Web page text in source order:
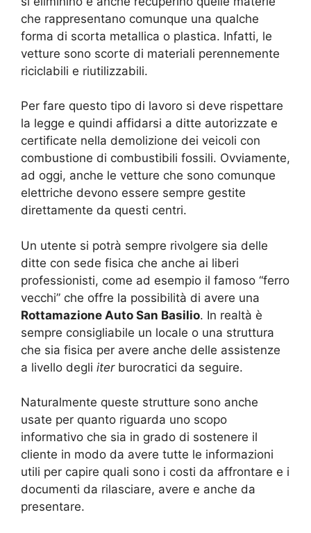
che rappresentano comunque una qualche
forma di scorta metallica o plastica. Infatti, le
vetture sono scorte di materiali perennemente
riciclabili e riutilizzabili.
Per fare questo tipo di lavoro si deve rispettare
la legge e quindi affidarsi a ditte autorizzate e
certificate nella demolizione dei veicoli con
combustione di combustibili fossili. Ovviamente,
ad oggi, anche le vetture che sono comunque
elettriche devono essere sempre gestite
direttamente da questi centri.
Un utente si potrà sempre rivolgere sia delle
ditte con sede fisica che anche ai liberi
professionisti, come ad esempio il famoso “ferro
vecchi” che offre la possibilità di avere una
Rottamazione Auto San Basilio. In realtà è
sempre consigliabile un locale o una struttura
che sia fisica per avere anche delle assistenze
a livello degli iterburocratici da seguire.
Naturalmente queste strutture sono anche
usate per quanto riguarda uno scopo
informativo che sia in grado di sostenere il
cliente in modo da avere tutte le informazioni
utili per capire quali sono i costi da affrontare e i
documenti da rilasciare, avere e anche da
presentare.